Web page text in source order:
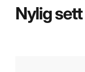
Nylig sett